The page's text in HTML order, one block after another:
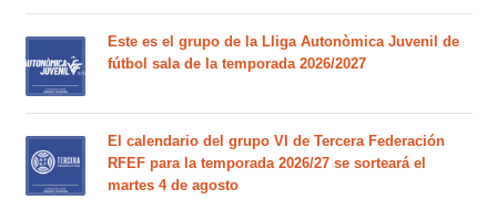
Este es el grupo de la Lliga Autonòmica Juvenil de
fútbol sala de la temporada 2026/2027
El calendario del grupo VI de Tercera Federación
RFEF para la temporada 2026/27 se sorteará el
martes 4 de agosto